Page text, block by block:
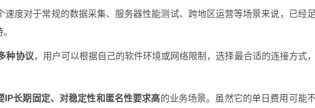
速度对于常规的数据采集、服务器性能测试、跨地区运营等场景来说，已经足
种协议，用户可以根据自己的软件环境或网络限制，选择最合适的连接方式，
IP长期固定、对稳定性和匿名性要求高的业务场景。虽然它的单日费用可能